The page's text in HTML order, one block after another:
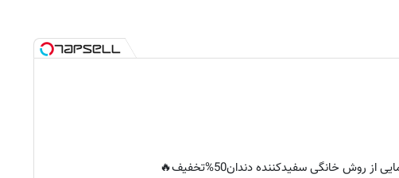
از روش خانگی سفیدکننده دندان50%تخفیف🔥